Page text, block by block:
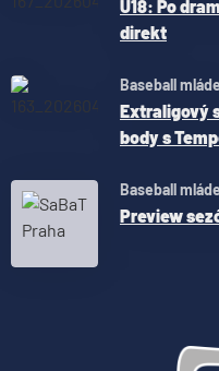
U18: Po
direkt
Baseball
Extraligový
body s
Baseball
Preview